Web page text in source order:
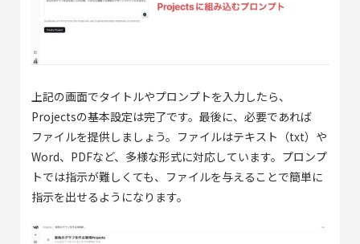
上記の画面でタイトルやプロンプトを入力したら、
Projectsの基本設定は完了です。最後に、必要であれば
ファイルを提供しましょう。ファイルはテキスト（txt）や
Word、PDFなど、多様な形式に対応しています。プロンプ
トでは指示が難しくても、ファイルを与えることで簡単に
指示を出せるようになります。